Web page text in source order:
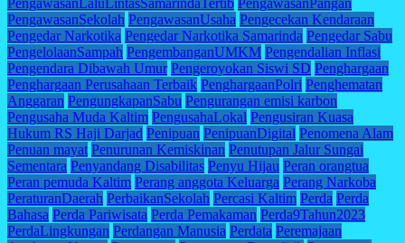
PengawasanLaluLintasSamarindaTertib PengawasanPangan
PengawasanSekolah PengawasanUsaha Pengecekan Kendaraan
Pengedar Narkotika Pengedar Narkotika Samarinda Pengedar Sabu
PengelolaanSampah PengembanganUMKM Pengendalian Inflasi
Pengendara Dibawah Umur Pengeroyokan Siswi SD Penghargaan
Penghargaan Perusahaan Terbaik PenghargaanPolri Penghematan
Anggaran PengungkapanSabu Pengurangan emisi karbon
Pengusaha Muda Kaltim PengusahaLokal Pengusiran Kuasa
Hukum RS Haji Darjad Penipuan PenipuanDigital Penomena Alam
Penuan mayat Penurunan Kemiskinan Penutupan Jalur Sungai
Sementara Penyandang Disabilitas Penyu Hijau Peran orangtua
Peran pemuda Kaltim Perang anggota Keluarga Perang Narkoba
PeraturanDaerah PerbaikanSekolah Percasi Kaltim Perda Perda
Bahasa Perda Pariwisata Perda Pemakaman Perda9Tahun2023
PerdaLingkungan Perdangan Manusia Perdata Peremajaan